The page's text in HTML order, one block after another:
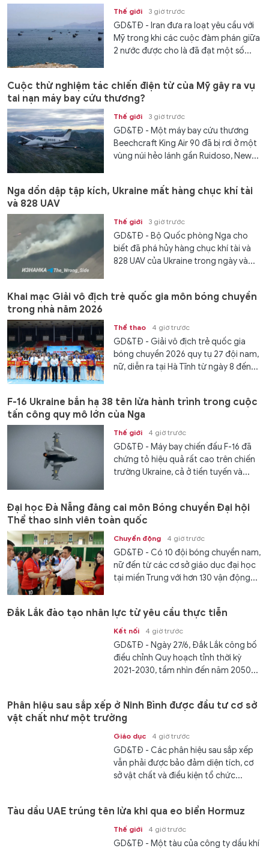
Thế giới 3 giờ trước
GD&TĐ - Iran đưa ra loạt yêu cầu với
Mỹ trong khi các cuộc đàm phán giữa
2 nước được cho là đã đạt một số...
Cuộc thử nghiệm tác chiến điện tử của Mỹ gây ra vụ
tai nạn máy bay cứu thương?
Thế giới 3 giờ trước
GD&TĐ - Một máy bay cứu thương
Beechcraft King Air 90 đã bị rơi ở một
vùng núi hẻo lánh gần Ruidoso, New...
Nga dồn dập tập kích, Ukraine mất hàng chục khí tài
và 828 UAV
Thế giới 3 giờ trước
GD&TĐ - Bộ Quốc phòng Nga cho
biết đã phá hủy hàng chục khí tài và
828 UAV của Ukraine trong ngày và...
Khai mạc Giải vô địch trẻ quốc gia môn bóng chuyền
trong nhà năm 2026
Thể thao 4 giờ trước
GD&TĐ - Giải vô địch trẻ quốc gia
bóng chuyền 2026 quy tụ 27 đội nam,
nữ, diễn ra tại Hà Tĩnh từ ngày 8 đến...
F-16 Ukraine bắn hạ 38 tên lửa hành trình trong cuộc
tấn công quy mô lớn của Nga
Thế giới 4 giờ trước
GD&TĐ - Máy bay chiến đấu F-16 đã
chứng tỏ hiệu quả rất cao trên chiến
trường Ukraine, cả ở tiền tuyến và...
Đại học Đà Nẵng đăng cai môn Bóng chuyền Đại hội
Thể thao sinh viên toàn quốc
Chuyển động 4 giờ trước
GD&TĐ - Có 10 đội bóng chuyền nam,
nữ đến từ các cơ sở giáo dục đại học
tại miền Trung với hơn 130 vận động...
Đắk Lắk đào tạo nhân lực từ yêu cầu thực tiễn
Kết nối 4 giờ trước
GD&TĐ - Ngày 27/6, Đắk Lắk công bố
điều chỉnh Quy hoạch tỉnh thời kỳ
2021-2030, tầm nhìn đến năm 2050...
Phân hiệu sau sắp xếp ở Ninh Bình được đầu tư cơ sở
vật chất như một trường
Giáo dục 4 giờ trước
GD&TĐ - Các phân hiệu sau sắp xếp
vẫn phải được bảo đảm diện tích, cơ
sở vật chất và điều kiện tổ chức...
Tàu dầu UAE trúng tên lửa khi qua eo biển Hormuz
Thế giới 4 giờ trước
GD&TĐ - Một tàu của công ty dầu khí